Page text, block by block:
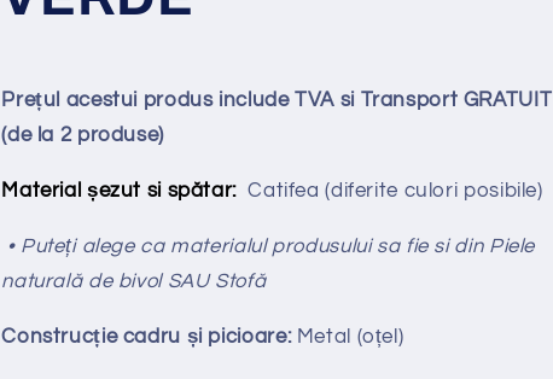
Prețul acestui produs include TVA si Transport GRATUIT
(de la 2 produse)
Material șezut si spătar: Catifea (diferite culori posibile)
• Puteți alege ca materialul produsului sa fie si din Piele
naturală de bivol SAU Stofă
Construcție cadru și picioare:Metal (oțel)